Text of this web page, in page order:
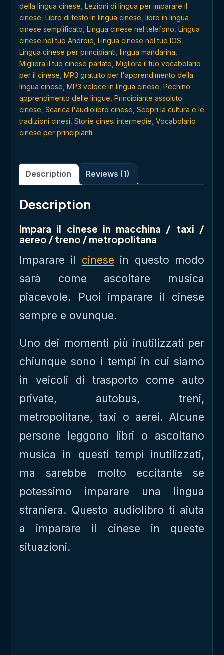
della lingua cinese Lezioni di lingua per imparare il
cinese Libro di testo in lingua cinese libro in lingua
cinese semplificato Lingua cinese nel telefono Lingua
cinese nel tuo Android Lingua cinese nel tuo IOS
Lingua cinese per principianti lingua mandarina
Migliora il tuo cinese parlato Migliora il tuo vocabolario
per il cinese MP3 gratuito per l'apprendimento della
lingua cinese MP3 veloce in lingua cinese Pechino
apprendimento delle lingue Principiante assoluto
cinese Scarica l'audiolibro cinese Scopri la cultura e le
tradizioni cinesi Storie cinesi intermedie Vocabolario
cinese per principianti
Description Reviews (1)
Description
Impara il cinese in macchina / taxi /
aereo / treno / metropolitana
Imparare il cinese in questo modo
sarà come ascoltare musica
piacevole. Puoi imparare il cinese
sempre e ovunque.
Uno dei momenti più inutilizzati per
chiunque sono i tempi in cui siamo
in veicoli di trasporto come auto
private, autobus, treni,
metropolitane, taxi o aerei. Alcune
persone leggono libri o ascoltano
musica in questi tempi inutilizzati,
ma sarebbe molto eccitante se
potessimo imparare una lingua
straniera. Questo audiolibro ti aiuta
a imparare il cinese in queste
situazioni.